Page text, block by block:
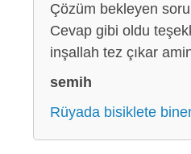
Çözüm bekleyen
Cevap gibi oldu
inşallah tez çıkar
semih
Rüyada bisiklete